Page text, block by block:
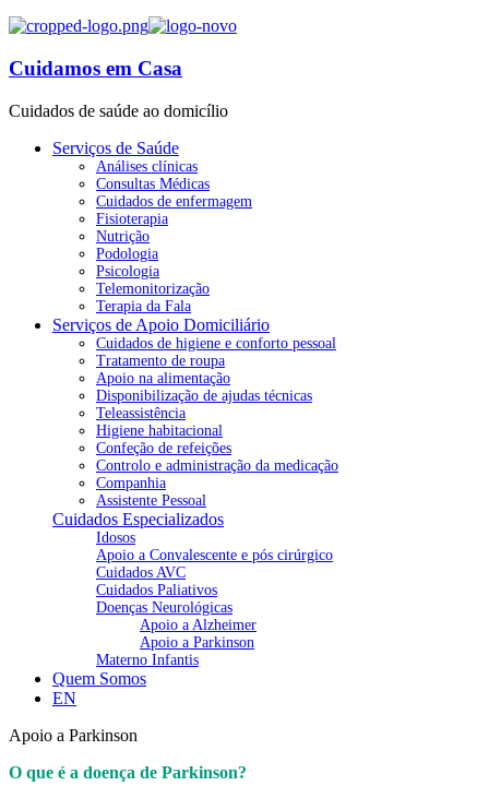
Cuidamos em Casa
Cuidados de saúde ao domicílio
Serviços de Saúde
Análises clínicas
Consultas Médicas
Cuidados de enfermagem
Fisioterapia
Nutrição
Podologia
Psicologia
Telemonitorização
Terapia da Fala
Serviços de Apoio Domiciliário
Cuidados de higiene e conforto pessoal
Tratamento de roupa
Apoio na alimentação
Disponibilização de ajudas técnicas
Teleassistência
Higiene habitacional
Confeção de refeições
Controlo e administração da medicação
Companhia
Assistente Pessoal
Cuidados Especializados
Idosos
Apoio a Convalescente e pós cirúrgico
Cuidados AVC
Cuidados Paliativos
Doenças Neurológicas
Apoio a Alzheimer
Apoio a Parkinson
Materno Infantis
Quem Somos
EN
Apoio a Parkinson
O que é a doença de Parkinson?